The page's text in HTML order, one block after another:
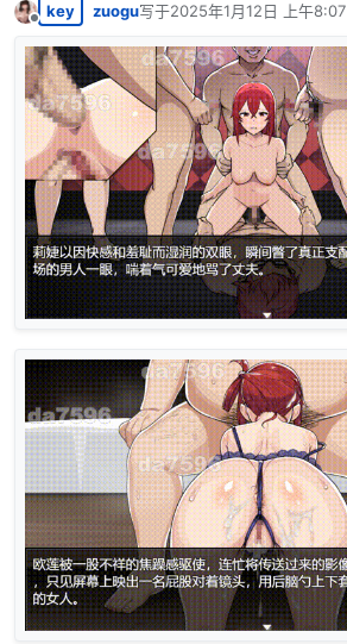
离线
key zuogu写于2025年1月12日 上午8:07
最后由 编辑